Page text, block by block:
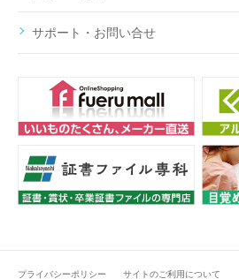
サポート・お問い合せ
プライバシーポリシー サイトのご利用について